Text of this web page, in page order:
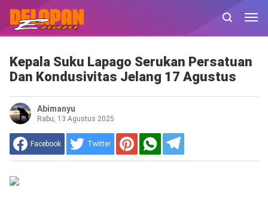
Kepala Suku Lapago Serukan Persatuan
Dan Kondusivitas Jelang 17 Agustus
Abimanyu
Rabu, 13 Agustus 2025
Facebook Twitter